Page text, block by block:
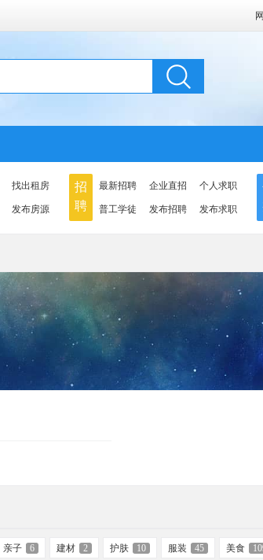
找出租房
发布房源
招
聘
最新招聘 企业直招 个人求职
普工学徒 发布招聘 发布求职
亲子 6 建材 2 护肤 10 服装 45 美食